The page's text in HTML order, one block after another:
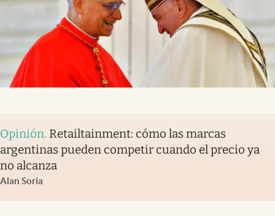
Opinión. Retailtainment: cómo las marcas
argentinas pueden competir cuando el precio ya
no alcanza
Alan Soria